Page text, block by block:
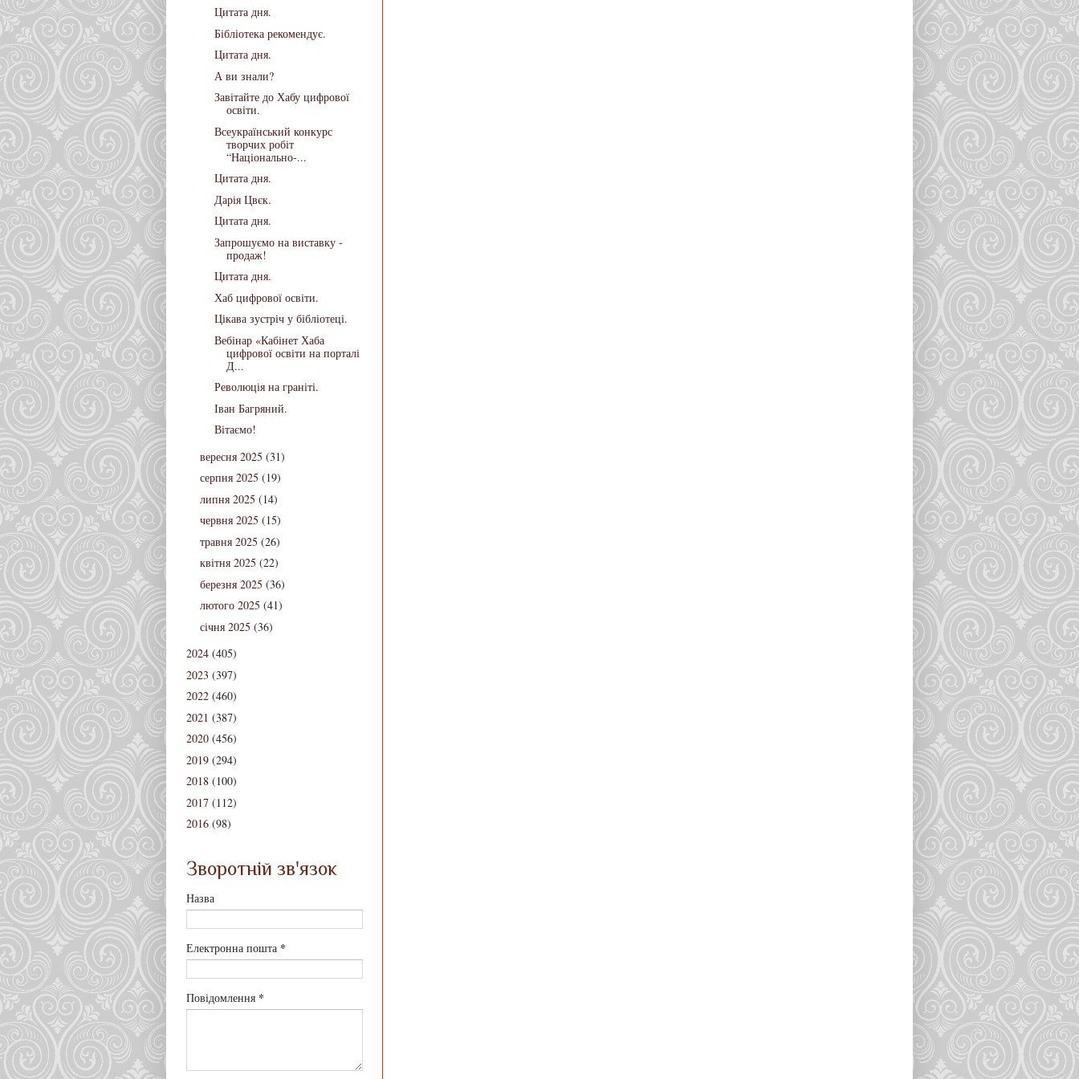
Цитата дня.
Бібліотека рекомендує.
Цитата дня.
А ви знали?
Завітайте до Хабу цифрової
освіти.
Всеукраїнський конкурс
творчих робіт
“Національно-...
Цитата дня.
Дарія Цвєк.
Цитата дня.
Запрошуємо на виставку -
продаж!
Цитата дня.
Хаб цифрової освіти.
Цікава зустріч у бібліотеці.
Вебінар «Кабінет Хаба
цифрової освіти на порталі
Д...
Революція на граніті.
Іван Багряний.
Вітаємо!
вересня 2025 (31)
серпня 2025 (19)
липня 2025 (14)
червня 2025 (15)
травня 2025 (26)
квітня 2025 (22)
березня 2025 (36)
лютого 2025 (41)
січня 2025 (36)
2024 (405)
2023 (397)
2022 (460)
2021 (387)
2020 (456)
2019 (294)
2018 (100)
2017 (112)
2016 (98)
Зворотній зв'язок
Назва
Електронна пошта *
Повідомлення *